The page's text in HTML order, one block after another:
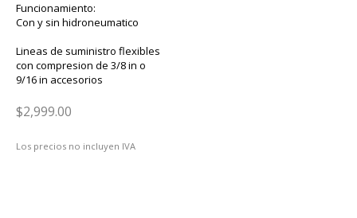
Funcionamiento:
Con y sin hidroneumatico
Lineas de suministro flexibles
con compresion de 3/8 in o
9/16 in accesorios
$2,999.00
Los precios no incluyen IVA